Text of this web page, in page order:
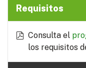
Requisitos
Consulta el
los requisitos